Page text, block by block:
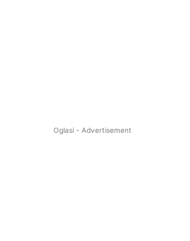
Oglasi - Advertisement